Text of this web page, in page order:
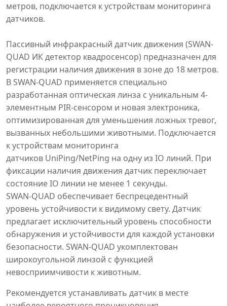
метров, подключается к устройствам мониторинга
датчиков.
Пассивный инфракрасный датчик движения (SWAN-
QUAD ИК детектор квадросенсор) предназначен для
регистрации наличия движения в зоне до 18 метров.
В SWAN-QUAD применяется специально
разработанная оптическая линза с уникальным 4-
элементным PIR-сенсором и новая электроника,
оптимизированная для уменьшения ложных тревог,
вызванных небольшими животными. Подключается
к устройствам мониторинга
датчиков UniPing/NetPing на одну из IO линий. При
фиксации наличия движения датчик переключает
состояние IO линии не менее 1 секунды.
SWAN-QUAD обеспечивает беспрецедентный
уровень устойчивости к видимому свету. Датчик
предлагает исключительный уровень способности
обнаружения и устойчивости для каждой установки
безопасности. SWAN-QUAD укомплектован
широкоугольной линзой c функцией
невосприимчивости к животным.
Рекомендуется устанавливать датчик в месте